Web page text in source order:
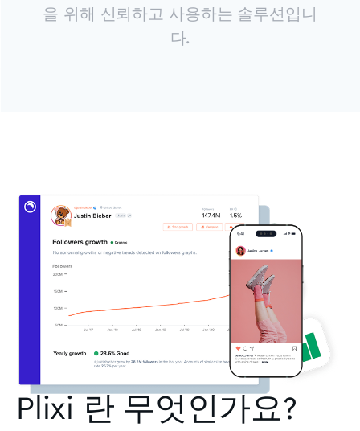
을 위해 신뢰하고 사용하는 솔루션입니
다.
Plixi 란 무엇인가요?